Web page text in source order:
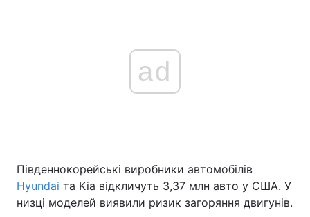
ad
Південнокорейські виробники автомобілів
Hyundai та Kia відкличуть 3,37 млн авто у США. У
низці моделей виявили ризик загоряння двигунів.